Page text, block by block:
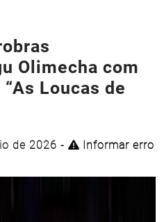
Olimecha com
Loucas de
de 2026 - Informar erro